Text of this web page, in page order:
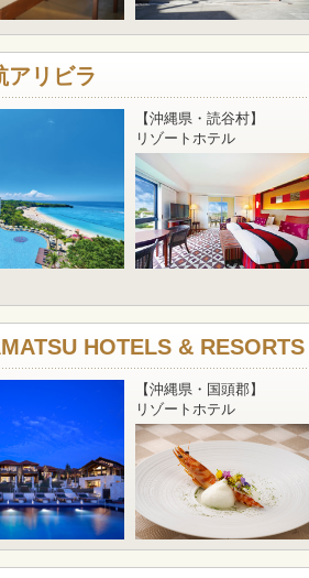
アリビラ
【沖縄県・読谷村】
リゾートホテル
HOTELS &
【沖縄県・国頭郡】
リゾートホテル